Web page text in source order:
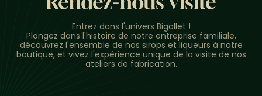
Entrez dans l'univers Bigallet !
Plongez dans l'histoire de notre entreprise familiale,
découvrez l'ensemble de nos sirops et liqueurs à notre
boutique, et vivez l'expérience unique de la visite de nos
ateliers de fabrication.